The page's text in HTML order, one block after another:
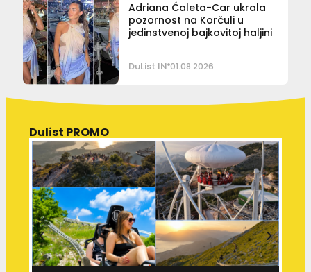
Adriana Ćaleta-Car ukrala
pozornost na Korčuli u
jedinstvenoj bajkovitoj haljini
DuList IN 01.08.2026
Dulist PROMO